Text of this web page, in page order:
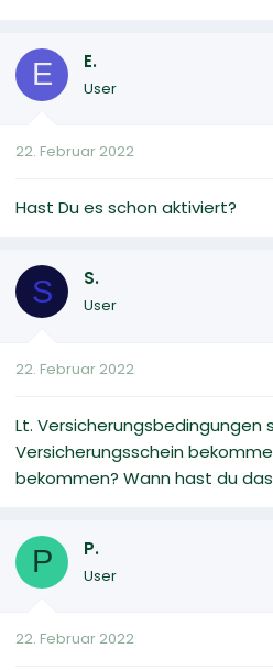
E E.
User
22. Februar 2022
Hast Du es schon aktiviert?
S S.
User
22. Februar 2022
Lt. Versicherungsbedingungen
Versicherungsschein
bekommen? Wann hast du
P P.
User
22. Februar 2022